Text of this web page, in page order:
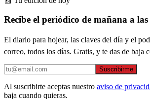
Recibe el periódico de mañana a
El diario para hojear, las claves del día y el
correo, todos los días. Gratis, y te das de baja
Suscribirme
Al suscribirte aceptas nuestro aviso de
baja cuando quieras.